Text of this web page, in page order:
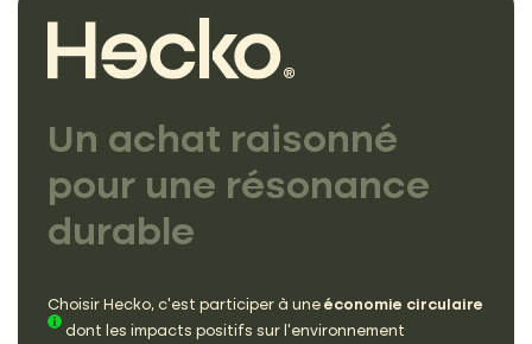
Un achat raisonné
pour une résonance
durable
Choisir Hecko, c’est participer à une économie circulaire
dont les impacts positifs sur l’environnement